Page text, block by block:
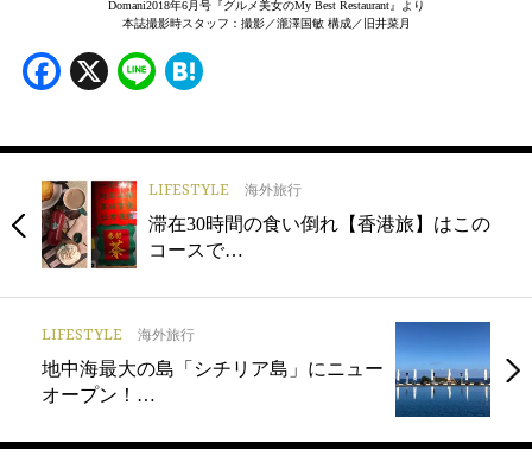
Domani2018年6月号『グルメ美女のMy Best Restaurant』より
本誌撮影時スタッフ：撮影／瀧澤国敏 構成／旧井菜月
Facebook
X Line
LIFESTYLE 海外旅行
滞在30時間の食い倒れ【香港旅】はこの
コースで…
LIFESTYLE 海外旅行
地中海最大の島「シチリア島」にニュー
オープン！…